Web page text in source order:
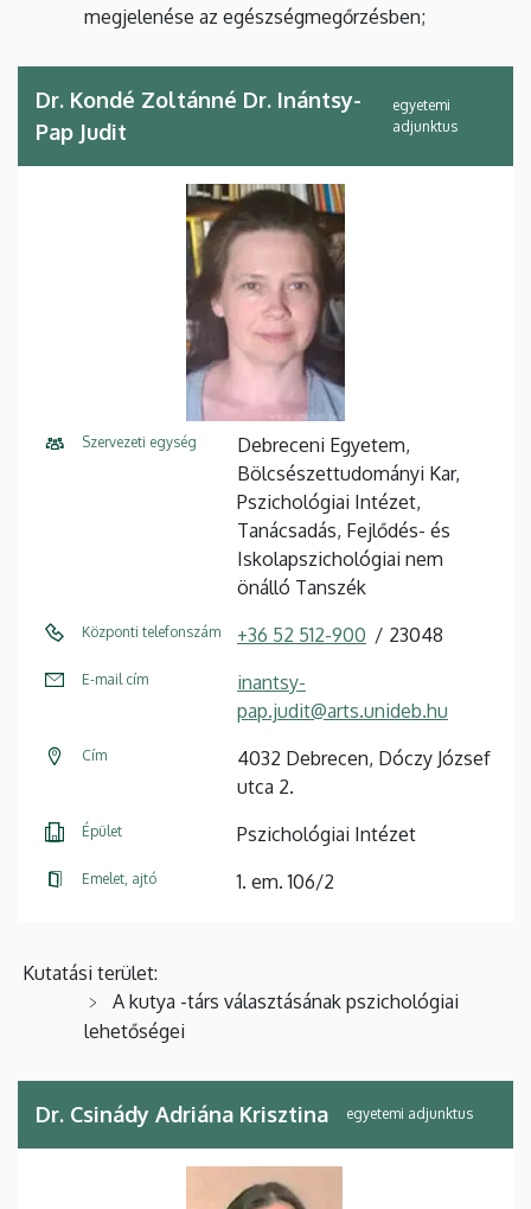
megjelenése az egészségmegőrzésben;
Dr. Kondé Zoltánné Dr. Inántsy-
Pap Judit
egyetemi
adjunktus
Szervezeti egység
Debreceni Egyetem,
Bölcsészettudományi Kar,
Pszichológiai Intézet,
Tanácsadás, Fejlődés- és
Iskolapszichológiai nem
önálló Tanszék
Központi telefonszám +36 52 512-900 23048
E-mail cím
inantsy-
pap.judit@arts.unideb.hu
Cím
4032 Debrecen, Dóczy József
utca 2.
Épület Pszichológiai Intézet
Emelet, ajtó 1. em. 106/2
Kutatási terület:
A kutya -társ választásának pszichológiai
lehetőségei
Dr. Csinády Adriána Krisztina egyetemi adjunktus